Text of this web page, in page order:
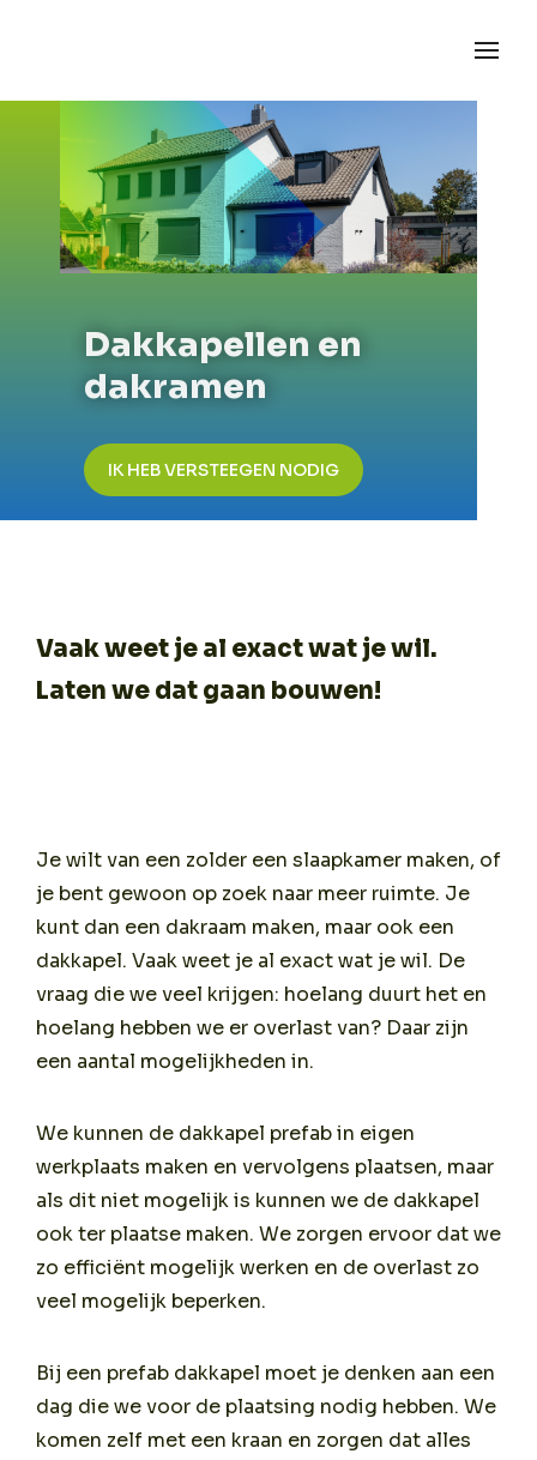
Dakkapellen en
dakramen
IK HEB VERSTEEGEN NODIG
Vaak weet je al exact wat je wil.
Laten we dat gaan bouwen!
Je wilt van een zolder een slaapkamer maken, of
je bent gewoon op zoek naar meer ruimte. Je
kunt dan een dakraam maken, maar ook een
dakkapel. Vaak weet je al exact wat je wil. De
vraag die we veel krijgen: hoelang duurt het en
hoelang hebben we er overlast van? Daar zijn
een aantal mogelijkheden in.
We kunnen de dakkapel prefab in eigen
werkplaats maken en vervolgens plaatsen, maar
als dit niet mogelijk is kunnen we de dakkapel
ook ter plaatse maken. We zorgen ervoor dat we
zo efficiënt mogelijk werken en de overlast zo
veel mogelijk beperken.
Bij een prefab dakkapel moet je denken aan een
dag die we voor de plaatsing nodig hebben. We
komen zelf met een kraan en zorgen dat alles